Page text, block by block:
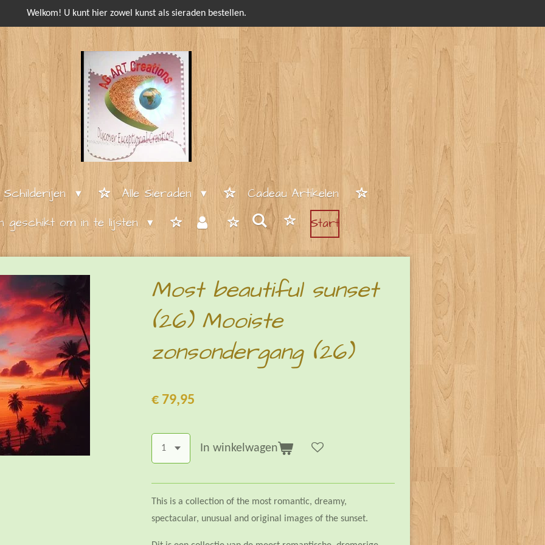
Welkom! U kunt hier zowel kunst als sieraden bestellen.
Schilderijen Alle Sieraden
Cadeau Artikelen
geschikt om in te lijsten
Start
Most beautiful sunset
(26) Mooiste
zonsondergang (26)
€ 79,95
In winkelwagen
This is a collection of the most romantic, dreamy,
spectacular, unusual and original images of the sunset.